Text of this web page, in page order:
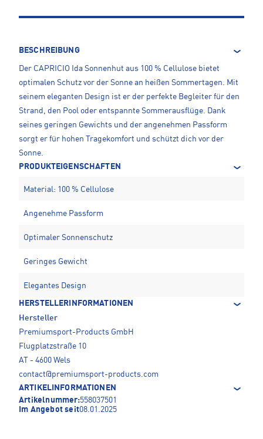
BESCHREIBUNG
Der CAPRICIO Ida Sonnenhut aus 100 % Cellulose bietet
optimalen Schutz vor der Sonne an heißen Sommertagen. Mit
seinem eleganten Design ist er der perfekte Begleiter für den
Strand, den Pool oder entspannte Sommerausflüge. Dank
seines geringen Gewichts und der angenehmen Passform
sorgt er für hohen Tragekomfort und schützt dich vor der
Sonne.
PRODUKTEIGENSCHAFTEN
Material: 100 % Cellulose
Angenehme Passform
Optimaler Sonnenschutz
Geringes Gewicht
Elegantes Design
HERSTELLERINFORMATIONEN
Hersteller
Premiumsport-Products GmbH
Flugplatzstraße 10
AT - 4600 Wels
contact@premiumsport-products.com
ARTIKELINFORMATIONEN
Artikelnummer:558037501
Im Angebot seit08.01.2025